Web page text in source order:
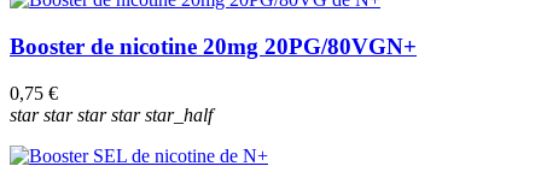
Booster de nicotine 20mg 20PG/80VGN+
0,75 €
starstarstarstarstar_half